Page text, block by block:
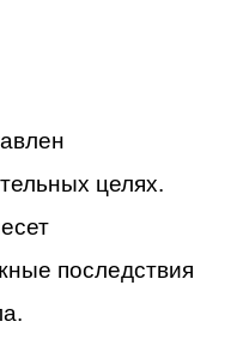
целях.
последствия